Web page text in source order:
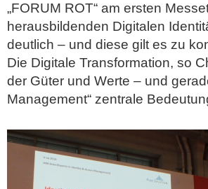
„FORUM ROT“ am ersten
herausbildenden Digitalen
deutlich – und diese gilt es zu
Die Digitale Transformation, so
der Güter und Werte – und
Management“ zentrale